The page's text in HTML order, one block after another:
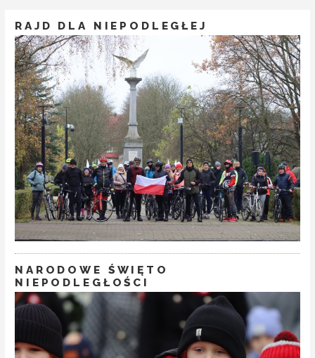
RAJD DLA NIEPODLEGŁEJ
NARODOWE ŚWIĘTO
NIEPODLEGŁOŚCI